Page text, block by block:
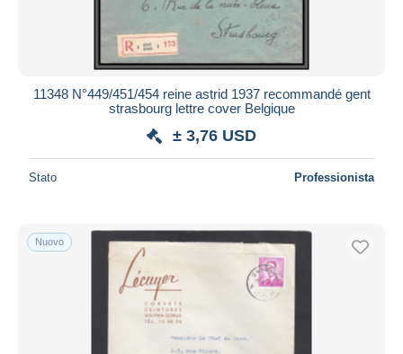
11348 N°449/451/454 reine astrid 1937 recommandé gent
strasbourg lettre cover Belgique
± 3,76 USD
Stato Professionista
Nuovo